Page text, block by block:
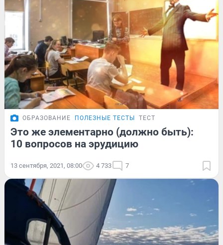
ОБРАЗОВАНИЕ ПОЛЕЗНЫЕ ТЕСТЫ ТЕСТ
Это же элементарно (должно быть):
10 вопросов на эрудицию
13 сентября, 2021, 08:00 4 733 7